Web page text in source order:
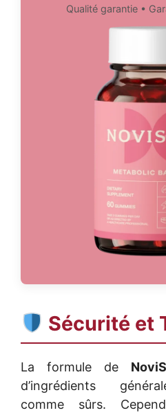
Qualité garantie •
Sécurité et
La formule de
d’ingrédients
comme sûrs.